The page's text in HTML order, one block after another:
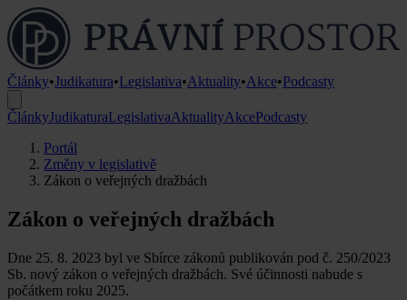
Články•Judikatura•Legislativa•Aktuality•Akce•Podcasty
ČlánkyJudikaturaLegislativaAktualityAkcePodcasty
Portál
Změny v legislativě
Zákon o veřejných dražbách
Zákon o veřejných dražbách
Dne 25. 8. 2023 byl ve Sbírce zákonů publikován pod č. 250/2023
Sb. nový zákon o veřejných dražbách. Své účinnosti nabude s
počátkem roku 2025.